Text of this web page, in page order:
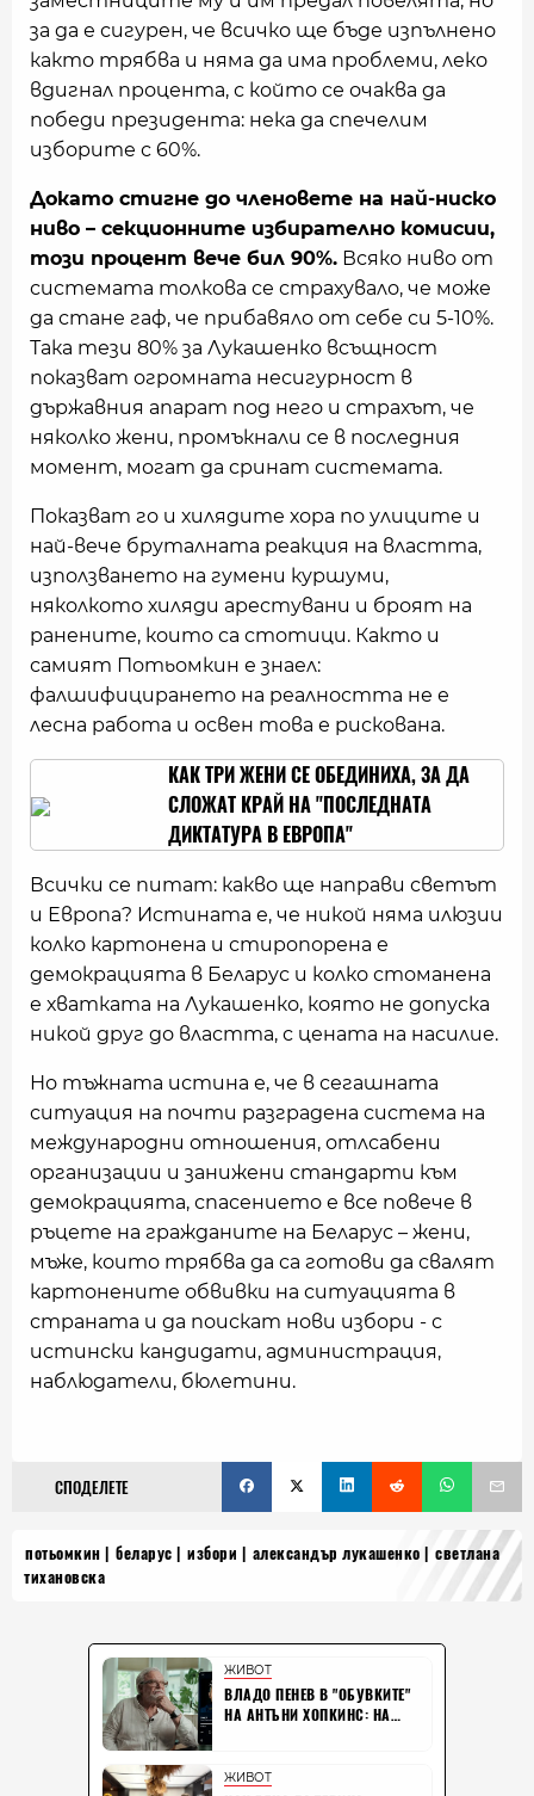
за да е сигурен, че всичко ще бъде изпълнено
както трябва и няма да има проблеми, леко
вдигнал процента, с който се очаква да
победи президента: нека да спечелим
изборите с 60%.
Докато стигне до членовете на най-ниско
ниво – секционните избирателно комисии,
този процент вече бил 90%. Всяко ниво от
системата толкова се страхувало, че може
да стане гаф, че прибавяло от себе си 5-10%.
Така тези 80% за Лукашенко всъщност
показват огромната несигурност в
държавния апарат под него и страхът, че
няколко жени, промъкнали се в последния
момент, могат да сринат системата.
Показват го и хилядите хора по улиците и
най-вече бруталната реакция на властта,
използването на гумени куршуми,
няколкото хиляди арестувани и броят на
ранените, които са стотици. Както и
самият Потьомкин е знаел:
фалшифицирането на реалността не е
лесна работа и освен това е рискована.
КАК ТРИ ЖЕНИ СЕ ОБЕДИНИХА, ЗА ДА
СЛОЖАТ КРАЙ НА "ПОСЛЕДНАТА
ДИКТАТУРА В ЕВРОПА"
Всички се питат: какво ще направи светът
и Европа? Истината е, че никой няма илюзии
колко картонена и стирoпорена е
демокрацията в Беларус и колко стоманена
е хватката на Лукашенко, която не допуска
никой друг до властта, с цената на насилие.
Но тъжната истина е, че в сегашната
ситуация на почти разградена система на
международни отношения, отлсабени
организации и занижени стандарти към
демокрацията, спасението е все повече в
ръцете на гражданите на Беларус – жени,
мъже, които трябва да са готови да свалят
картонените обвивки на ситуацията в
страната и да поискат нови избори - с
истински кандидати, администрация,
наблюдатели, бюлетини.
СПОДЕЛЕТЕ
потьомкин беларус избори александър лукашенко
светлана
тихановска